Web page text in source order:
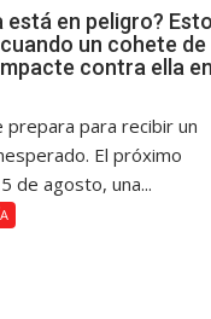
está en peligro? Esto
un cohete de
contra ella en
prepara para recibir un
El próximo
de agosto, una...